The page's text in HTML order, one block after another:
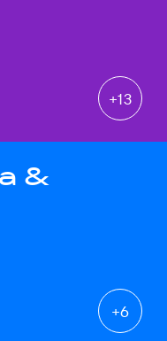
+13
&
+6